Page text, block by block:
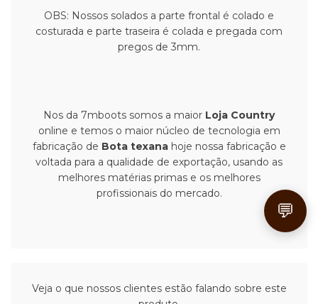
OBS: Nossos solados a parte frontal é colado e
costurada e parte traseira é colada e pregada com
pregos de 3mm.
Nos da 7mboots somos a maior Loja Country
online e temos o maior núcleo de tecnologia em
fabricação de Bota texanahoje nossa fabricação e
voltada para a qualidade de exportação, usando as
melhores matérias primas e os melhores
profissionais do mercado.
Veja o que nossos clientes estão falando sobre este
💬